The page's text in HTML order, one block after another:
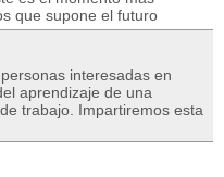
que supone el futuro
interesadas en
aprendizaje de una
trabajo. Impartiremos esta